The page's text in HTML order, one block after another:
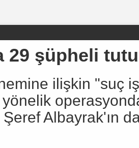
şüpheli
ilişkin "suç
Albayrak'ın